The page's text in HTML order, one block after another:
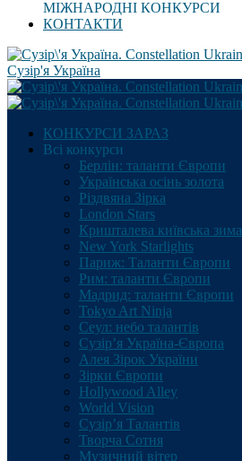
МІЖНАРОДНІ КОНКУРСИ
КОНТАКТИ
Сузір'я Україна
КОНКУРСИ ЗАРАЗ
Всі конкурси
Берлін: таланти Європи
Українська осінь золота
Різдвяна Зірка
London Stars
Кришталева київська зима
New York Starlights
Париж: Таланти Європи
Рим: таланти Європи
Мадрид: таланти Європи
Tokyo Art Ninja
Сеул: небо талантів
Сузір’я Україна-Європа
Алея Зірок України
Зірки Європи
Hollywood Alley
World Vision
Сузір’я Талантів
Творча Сотня
Музичний вітер